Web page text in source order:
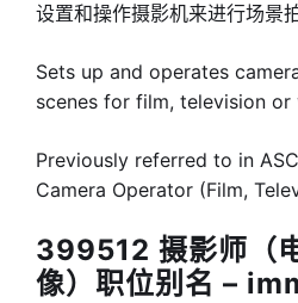
设置和操作摄影机来进行场景拍
Sets up and operates
scenes for film, television
Previously referred to in
Camera Operator (Film,
399512 摄影师（
像）职位别名 –